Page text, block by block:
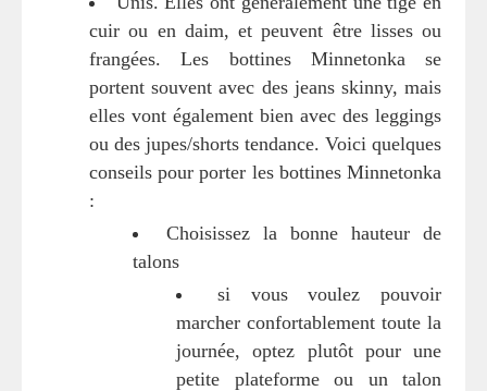
cuir ou en daim, et peuvent être lisses ou
frangées. Les bottines Minnetonka se
portent souvent avec des jeans skinny, mais
elles vont également bien avec des leggings
ou des jupes/shorts tendance. Voici quelques
conseils pour porter les bottines Minnetonka
:
Choisissez la bonne hauteur de
talons
si vous voulez pouvoir
marcher confortablement toute la
journée, optez plutôt pour une
petite plateforme ou un talon